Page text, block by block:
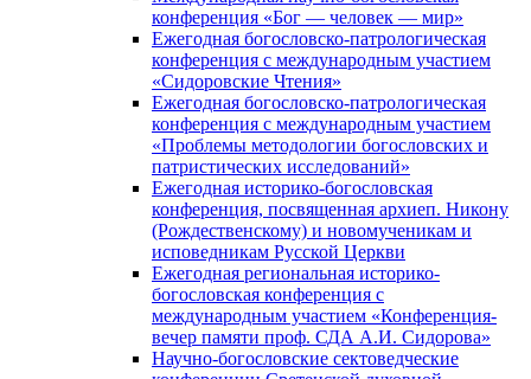
конференция «Бог — человек — мир»
Ежегодная богословско-патрологическая
конференция с международным участием
«Сидоровские Чтения»
Ежегодная богословско-патрологическая
конференция с международным участием
«Проблемы методологии богословских и
патристических исследований»
Ежегодная историко-богословская
конференция, посвященная архиеп. Никону
(Рождественскому) и новомученикам и
исповедникам Русской Церкви
Ежегодная региональная историко-
богословская конференция с
международным участием «Конференция-
вечер памяти проф. СДА А.И. Сидорова»
Научно-богословские сектоведческие